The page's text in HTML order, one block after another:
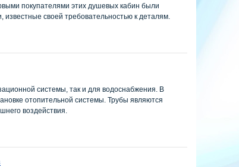
покупателями этих душевых кабин были
своей требовательностью к деталям.
системы, так и для водоснабжения. В
отопительной системы. Трубы являются
воздействия.